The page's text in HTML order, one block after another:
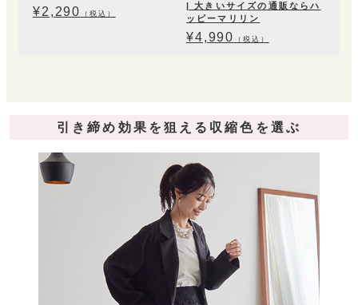
¥2,290 （税込）
| 大きいサイズの通販ならハ
ッピーマリリン
¥4,990 （税込）
引き締め効果を狙える収縮色を選ぶ